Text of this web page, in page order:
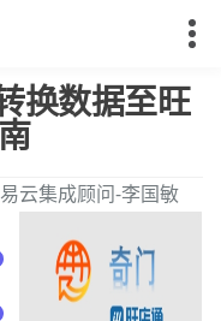
换数据至旺
云集成顾问-李国敏